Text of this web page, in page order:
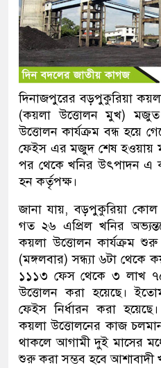
দিনাজপুরের বড়পুকুরিয়া
(কয়লা উত্তোলন মুখ) মজুত
উত্তোলন কার্যক্রম বন্ধ হয়ে
ফেইস এর মজুদ শেষ হওয়ায়
পর থেকে খনির উৎপাদন এ
হন কর্তৃপক্ষ।
জানা যায়, বড়পুকুরিয়া কোল
গত ২৬ এপ্রিল খনির
কয়লা উত্তোলন কার্যক্রম
(মঙ্গলবার) সন্ধ্যা ৬টা থেকে
১১১৩ ফেস থেকে ৩ লাখ
উত্তোলন করা হয়েছে।
ফেইস নির্ধারন করা
কয়লা উত্তোলনের কাজ
থাকলে আগামী দুই মাসের
শুরু করা সম্ভব হবে আশাবাদী